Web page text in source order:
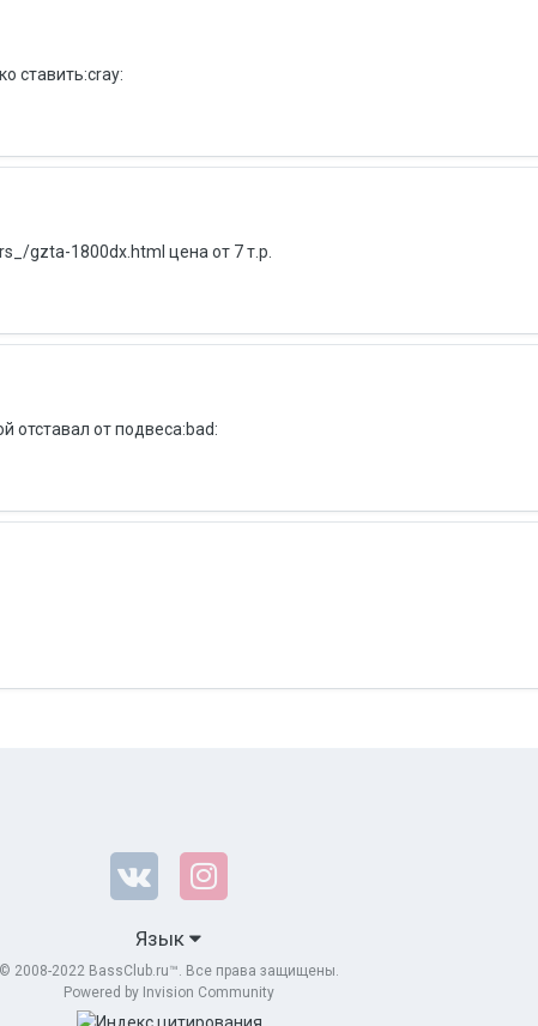
ставить:cray:
gzta-1800dx.html цена от 7 т.р.
отставал от подвеса:bad:
Язык
© 2008-2022 BassClub.ru™. Все права защищены.
Powered by Invision Community